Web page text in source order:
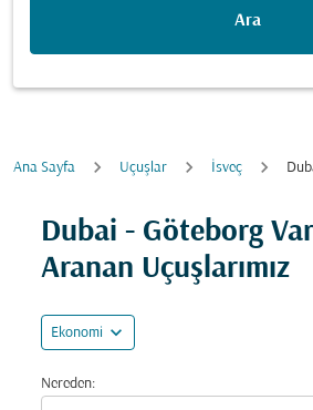
Ara
Ana Sayfa Uçuşlar İsveç
Dubai - Göteborg
Aranan Uçuşlarımız
Ekonomi expand_more
Nereden:
Fırsatları bulmak için rotanızı